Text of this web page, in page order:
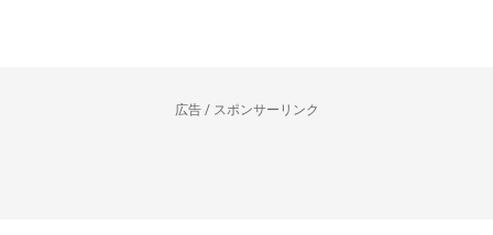
広告 / スポンサーリンク